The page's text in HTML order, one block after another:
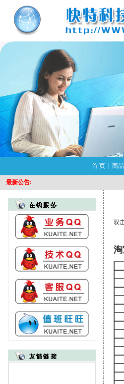
首 页 商
最新公告:
双